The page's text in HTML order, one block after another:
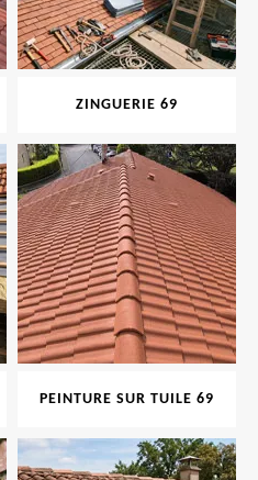
ZINGUERIE 69
PEINTURE SUR TUILE 69